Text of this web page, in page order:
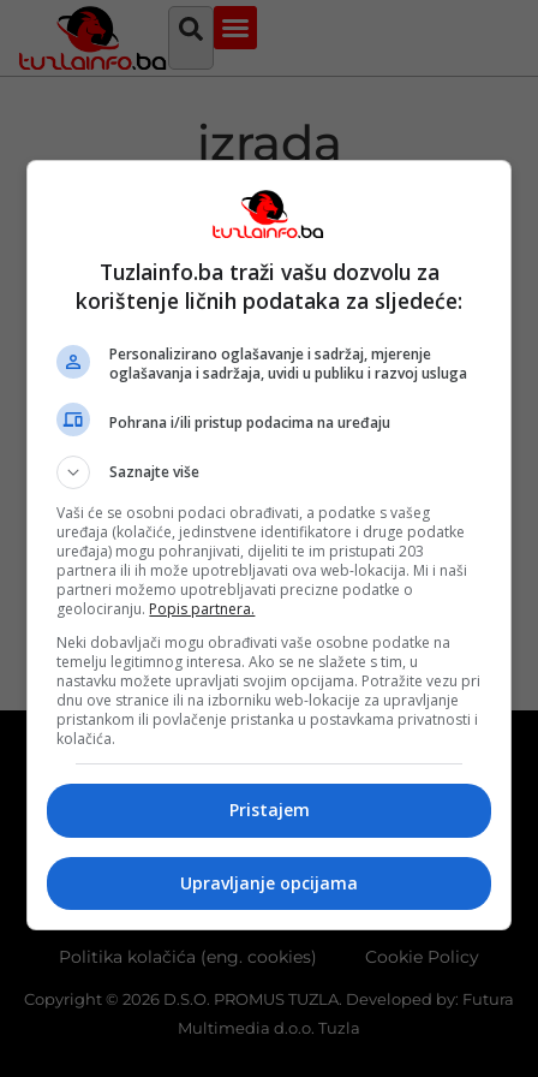
izrada
personaliziriranog
Nakita
Mjesto gdje
počinje vaša
priča: Zlatarna
Korzo Tuzla
spaja tradiciju i
moderni dizajn
Objavljeno:23.
09. 2025.
Opširnije
Politika kolačića (eng. cookies) Cookie Policy
Copyright © 2026 D.S.O. PROMUS TUZLA. Developed by: Futura
Multimedia d.o.o. Tuzla
Tuzlainfo.ba traži vašu dozvolu za
korištenje ličnih podataka za sljedeće:
Personalizirano oglašavanje i sadržaj, mjerenje
oglašavanja i sadržaja, uvidi u publiku i razvoj usluga
Pohrana i/ili pristup podacima na uređaju
Saznajte više
Vaši će se osobni podaci obrađivati, a podatke s vašeg
uređaja (kolačiće, jedinstvene identifikatore i druge podatke
uređaja) mogu pohranjivati, dijeliti te im pristupati 203
partnera ili ih može upotrebljavati ova web-lokacija. Mi i naši
partneri možemo upotrebljavati precizne podatke o
geolociranju. Popis partnera.
Neki dobavljači mogu obrađivati vaše osobne podatke na
temelju legitimnog interesa. Ako se ne slažete s tim, u
nastavku možete upravljati svojim opcijama. Potražite vezu pri
dnu ove stranice ili na izborniku web-lokacije za upravljanje
pristankom ili povlačenje pristanka u postavkama privatnosti i
kolačića.
Pristajem
Upravljanje opcijama